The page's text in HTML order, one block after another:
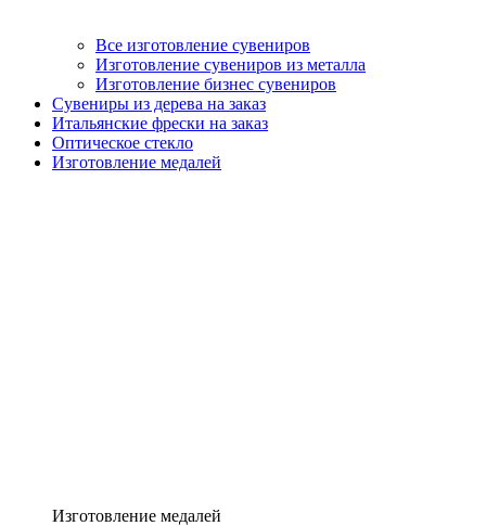
Все изготовление сувениров
Изготовление сувениров из металла
Изготовление бизнес сувениров
Сувениры из дерева на заказ
Итальянские фрески на заказ
Оптическое стекло
Изготовление медалей
Изготовление медалей